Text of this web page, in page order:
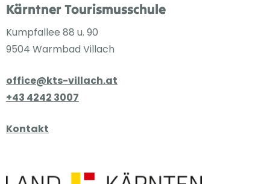
Kärntner Tourismusschule
Kumpfallee 88 u. 90
9504 Warmbad Villach
office@kts-villach.at
+43 4242 3007
Kontakt